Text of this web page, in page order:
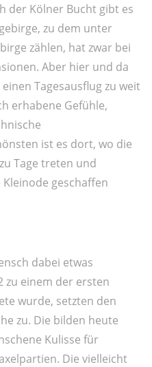
der Kölner Bucht gibt es
zu dem unter
zählen, hat zwar bei
Aber hier und da
Tagesausflug zu weit
erhabene Gefühle,
ist es dort, wo die
Tage treten und
geschaffen
dabei etwas
zu einem der ersten
wurde, setzten den
zu. Die bilden heute
Kulisse für
Die vielleicht